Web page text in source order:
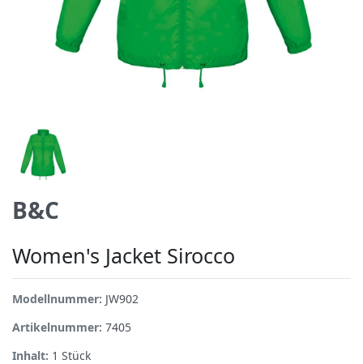
B&C
Women's Jacket Sirocco
Modellnummer: JW902
Artikelnummer: 7405
Inhalt: 1 Stück